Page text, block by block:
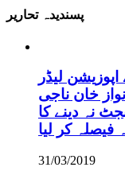
پسندیدہ تحاریر
لیڈر
خان ناجی
نہ دینے کا
فیصلہ کر لیا
31/03/2019